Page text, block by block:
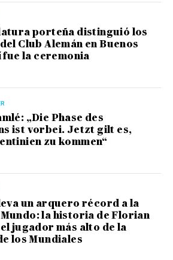
porteña distinguió los
Club Alemán en Buenos
fue la ceremonia
„Die Phase des
ist vorbei. Jetzt gilt es,
zu kommen“
un arquero récord a la
Mundo: la historia de Florian
jugador más alto de la
los Mundiales